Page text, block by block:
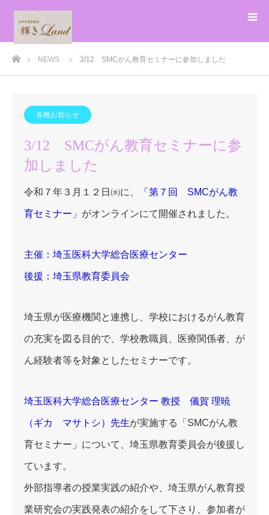
ホームNEWS 3/12 SMCがん教育セミナーに参加しました
各種お知らせ
3/12 SMCがん教育セミナーに参
加しました
令和７年３月１２日㈬に、 「第７回 SMCがん教
育セミナー」 がオンラインにて開催されました。
主催：埼玉医科大学総合医療センター
後援：埼玉県教育委員会
埼玉県が医療機関と連携し、学校におけるがん教育
の充実を図る目的で、学校教職員、医療関係者、が
ん経験者等を対象としたセミナーです。
埼玉医科大学総合医療センター 教授 儀賀 理暁
（ギカ マサトシ）先生が実施する「SMCがん教
育セミナー」について、埼玉県教育委員会が後援し
ています。
外部指導者の授業実践の紹介や、埼玉県がん教育授
業研究会の実践発表の紹介をして下さり、参加者が